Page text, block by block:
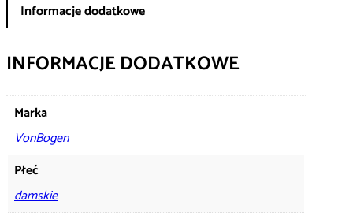
Informacje dodatkowe
INFORMACJE DODATKOWE
Marka
VonBogen
Płeć
damskie